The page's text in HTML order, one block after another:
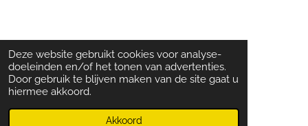
Deze website gebruikt cookies voor analyse-
doeleinden en/of het tonen van advertenties.
Door gebruik te blijven maken van de site gaat u
hiermee akkoord.
Akkoord